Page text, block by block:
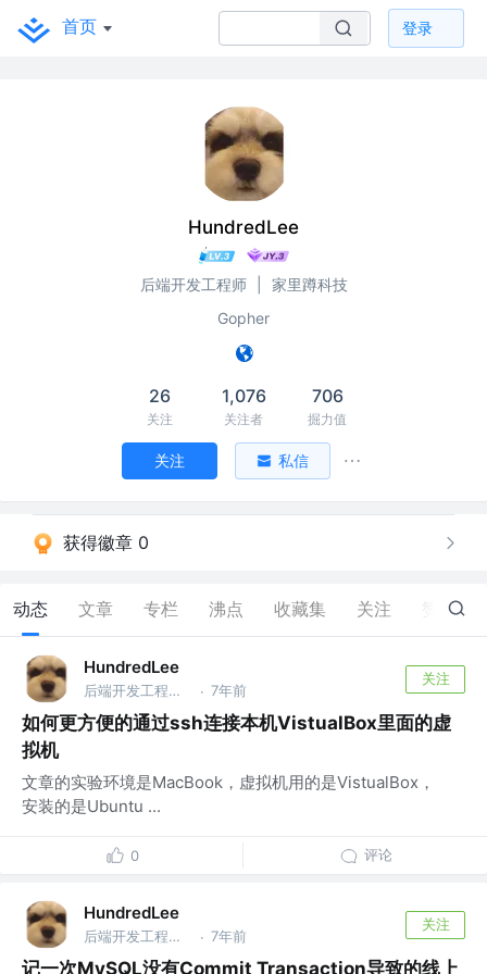
首页 登录
HundredLee
后端开发工程师
家里蹲科技
Gopher
26
关注
1,076
关注者
706
掘力值
关注 私信
获得徽章 0
动态 文章 专栏 沸点 收藏集 关注 46
HundredLee
后端开发工程师 @家里蹲科技 · 7年前
关注
如何更方便的通过ssh连接本机VistualBox里面的虚
拟机
文章的实验环境是MacBook，虚拟机用的是VistualBox，
安装的是Ubuntu ...
0 评论
HundredLee
后端开发工程师 @家里蹲科技 · 7年前
关注
记一次MySQL没有Commit Transaction导致的线上